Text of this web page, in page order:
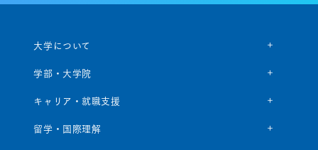
大学について
学部・大学院
キャリア・就職支援
留学・国際理解